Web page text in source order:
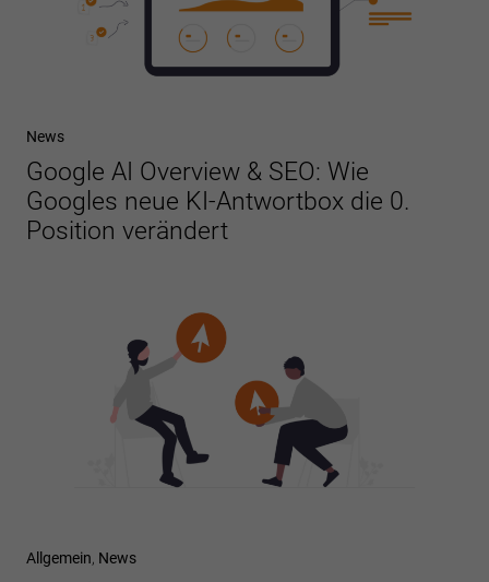
News
Google AI Overview & SEO: Wie
Googles neue KI-Antwortbox die 0.
Position verändert
Allgemein, News